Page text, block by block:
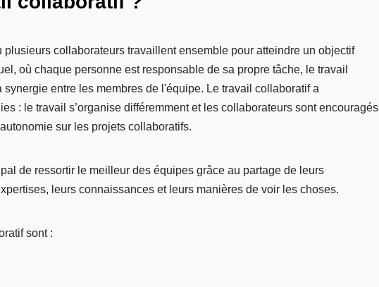
collaborateurs travaillent ensemble pour atteindre un objectif
où chaque personne est responsable de sa propre tâche, le travail
entre les membres de l'équipe. Le travail collaboratif a
: le travail s’organise différemment et les collaborateurs sont encouragés
sur les projets collaboratifs.
de ressortir le meilleur des équipes grâce au partage de leurs
leurs connaissances et leurs manières de voir les choses.
sont :